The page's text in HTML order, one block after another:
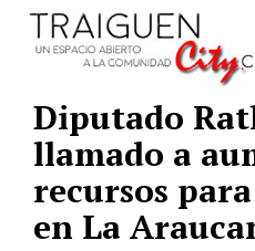
Diputado
llamado a
recursos
en La